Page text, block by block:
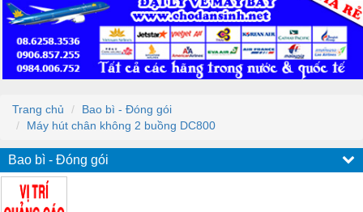
Trang chủ
Bao bì - Đóng gói
Máy hút chân không 2 buồng DC800
Bao bì - Đóng gói